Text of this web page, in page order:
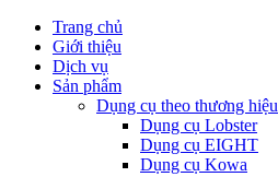
Trang chủ
Giới thiệu
Dịch vụ
Sản phẩm
Dụng cụ theo thương hiệu
Dụng cụ Lobster
Dụng cụ EIGHT
Dụng cụ Kowa